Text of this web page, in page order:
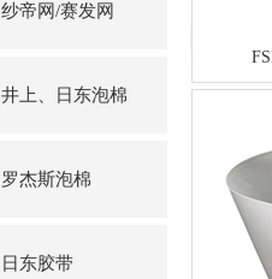
纱帝网/赛发网
井上、日东泡棉
罗杰斯泡棉
日东胶带